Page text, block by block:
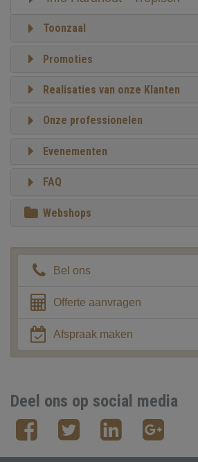
Toonzaal
Promoties
Realisaties van onze Klanten
Onze professionelen
Evenementen
FAQ
Webshops
Bel ons
Offerte aanvragen
Afspraak maken
Deel ons op social media